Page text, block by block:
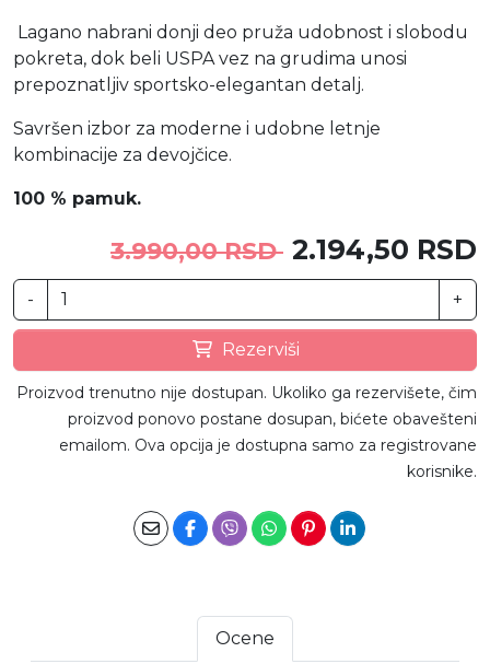
Lagano nabrani donji deo pruža udobnost i slobodu
pokreta, dok beli USPA vez na grudima unosi
prepoznatljiv sportsko-elegantan detalj.
Savršen izbor za moderne i udobne letnje
kombinacije za devojčice.
100 % pamuk.
3.990,00 RSD 2.194,50 RSD
- +
Rezerviši
Proizvod trenutno nije dostupan. Ukoliko ga rezervišete, čim
proizvod ponovo postane dosupan, bićete obavešteni
emailom. Ova opcija je dostupna samo za registrovane
korisnike.
Ocene